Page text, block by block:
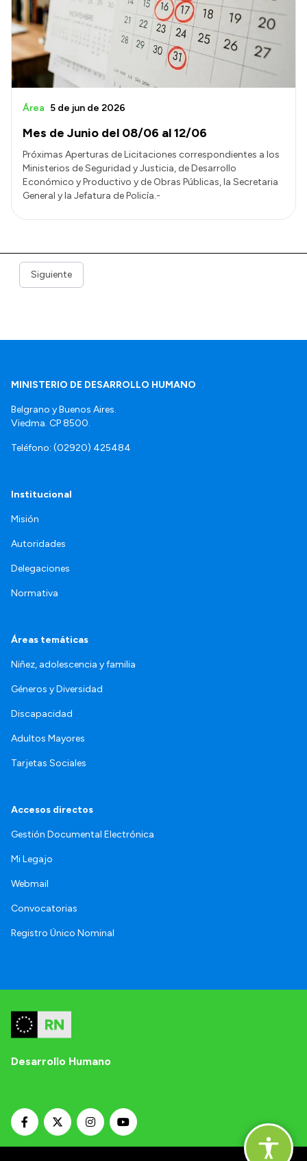
Mes de Junio del 08/06 al 12/06
Área 5 de jun de 2026
Próximas Aperturas de Licitaciones correspondientes a los
Ministerios de Seguridad y Justicia, de Desarrollo
Económico y Productivo y de Obras Públicas, la Secretaria
General y la Jefatura de Policía.-
Siguiente
MINISTERIO DE DESARROLLO HUMANO
Belgrano y Buenos Aires.
Viedma. CP 8500.
Teléfono: (02920) 425484
Institucional
Misión
Autoridades
Delegaciones
Normativa
Áreas temáticas
Niñez, adolescencia y familia
Géneros y Diversidad
Discapacidad
Adultos Mayores
Tarjetas Sociales
Accesos directos
Gestión Documental Electrónica
Mi Legajo
Webmail
Convocatorias
Registro Único Nominal
Desarrollo Humano